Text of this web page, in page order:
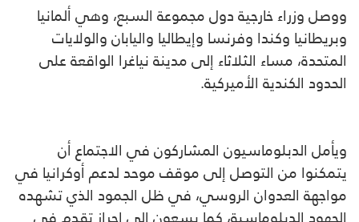
ووصل وزراء خارجية دول مجموعة السبع، وهي ألمانيا
وبريطانيا وكندا وفرنسا وإيطاليا واليابان والولايات
المتحدة، مساء الثلاثاء إلى مدينة نياغرا الواقعة على
الحدود الكندية الأميركية.
ويأمل الدبلوماسيون المشاركون في الاجتماع أن
يتمكنوا من التوصل إلى موقف موحد لدعم أوكرانيا في
مواجهة العدوان الروسي، في ظل الجمود الذي تشهده